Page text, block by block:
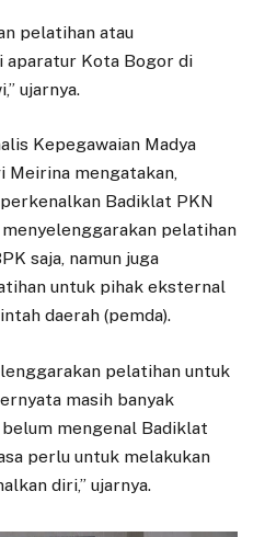
pelatihan atau
Kota Bogor di
ujarnya.
Kepegawaian Madya
Meirina mengatakan,
Badiklat PKN
pelatihan
saja, namun juga
untuk pihak eksternal
daerah (pemda).
pelatihan untuk
masih banyak
mengenal Badiklat
perlu untuk melakukan
diri,” ujarnya.